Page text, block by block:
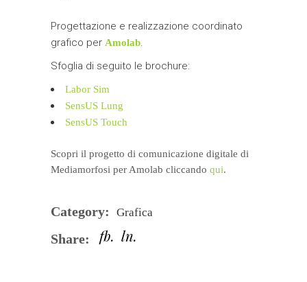
Progettazione e realizzazione coordinato
grafico per Amolab.
Sfoglia di seguito le brochure:
Labor Sim
SensUS Lung
SensUS Touch
Scopri il progetto di comunicazione digitale di
Mediamorfosi per Amolab cliccando qui.
Category: Grafica
Share: fb ln